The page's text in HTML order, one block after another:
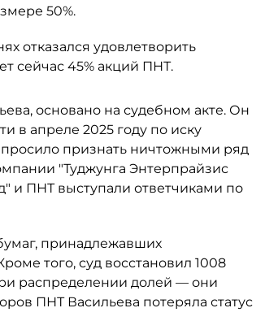
50%.
отказался удовлетворить
сейчас 45% акций ПНТ.
основано на судебном акте. Он
в апреле 2025 году по иску
признать ничтожными ряд
"Туджунга Энтерпрайзис
и ПНТ выступали ответчиками по
принадлежавших
того, суд восстановил 1008
распределении долей — они
ПНТ Васильева потеряла статус